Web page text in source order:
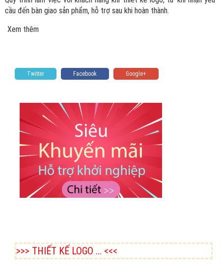
cầu đến bàn giao sản phẩm, hỗ trợ sau khi hoàn thành.
Xem thêm
Twitter Facebook Google+
>>> THIẾT KẾ LOGO ... <<<